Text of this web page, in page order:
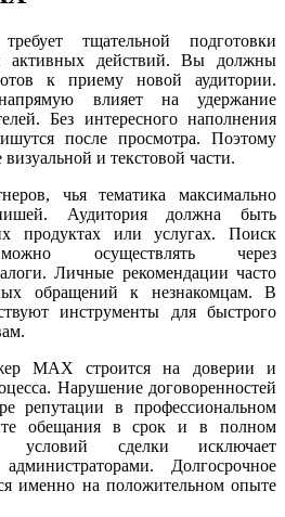
тщательной подготовки
активных действий. Вы должны
к приему новой аудитории.
влияет на удержание
Без интересного наполнения
после просмотра. Поэтому
и текстовой части.
чья тематика максимально
Аудитория должна быть
продуктах или услугах. Поиск
осуществлять через
Личные рекомендации часто
обращений к незнакомцам. В
инструменты для быстрого
MAX строится на доверии и
Нарушение договоренностей
репутации в профессиональном
обещания в срок и в полном
условий сделки исключает
Долгосрочное
именно на положительном опыте